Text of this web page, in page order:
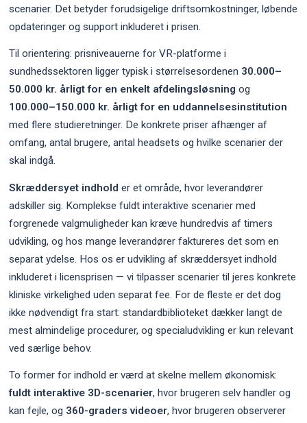
scenarier. Det betyder forudsigelige driftsomkostninger, løbende
opdateringer og support inkluderet i prisen.
Til orientering: prisniveauerne for VR-platforme i
sundhedssektoren ligger typisk i størrelsesordenen 30.000–
50.000 kr. årligt for en enkelt afdelingsløsning og
100.000–150.000 kr. årligt for en uddannelsesinstitution
med flere studieretninger. De konkrete priser afhænger af
omfang, antal brugere, antal headsets og hvilke scenarier der
skal indgå.
Skræddersyet indhold er et område, hvor leverandører
adskiller sig. Komplekse fuldt interaktive scenarier med
forgrenede valgmuligheder kan kræve hundredvis af timers
udvikling, og hos mange leverandører faktureres det som en
separat ydelse. Hos os er udvikling af skræddersyet indhold
inkluderet i licensprisen — vi tilpasser scenarier til jeres konkrete
kliniske virkelighed uden separat fee. For de fleste er det dog
ikke nødvendigt fra start: standardbiblioteket dækker langt de
mest almindelige procedurer, og specialudvikling er kun relevant
ved særlige behov.
To former for indhold er værd at skelne mellem økonomisk:
fuldt interaktive 3D-scenarier, hvor brugeren selv handler og
kan fejle, og 360-graders videoer, hvor brugeren observerer